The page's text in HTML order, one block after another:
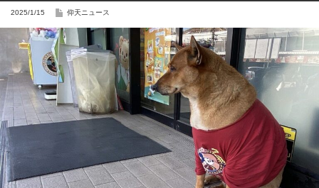
2025/1/15 仰天ニュース